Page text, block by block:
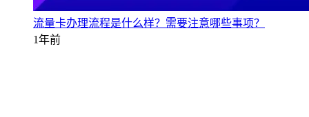
流量卡办理流程是什么样？需要注意哪些事项？
1年前